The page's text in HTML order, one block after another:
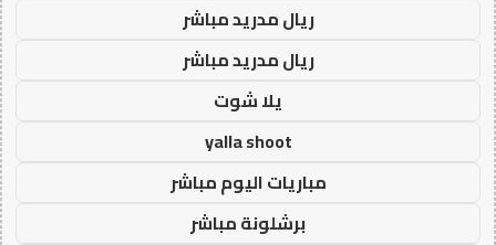
ريال مدريد مباشر
ريال مدريد مباشر
يلا شوت
yalla shoot
مباريات اليوم مباشر
برشلونة مباشر